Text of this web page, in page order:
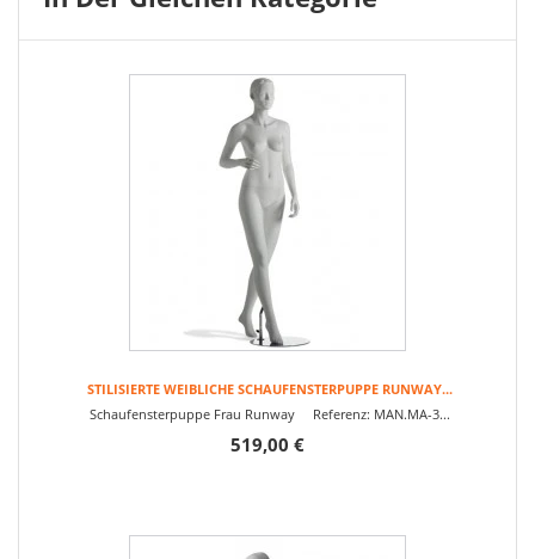
STILISIERTE WEIBLICHE SCHAUFENSTERPUPPE RUNWAY...
Schaufensterpuppe Frau Runway Referenz: MAN.MA-3...
519,00 €